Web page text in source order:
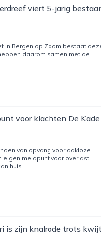
viert 5-jarig
in Bergen op Zoom bestaat
daarom samen met de
voor klachten De Kade
van opvang voor dakloze
eigen meldpunt voor overlast
huis i...
is zijn knalrode trots